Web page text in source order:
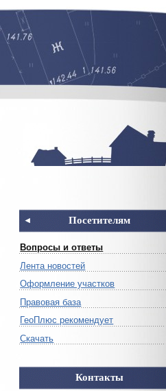
Посетителям
Вопросы и ответы
Лента новостей
Оформление участков
Правовая база
ГеоПлюс рекомендует
Скачать
Контакты